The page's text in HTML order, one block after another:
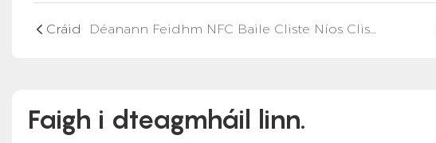
Cráid Déanann Feidhm NFC Baile Cliste Níos Cliste
Faigh i dteagmháil linn.